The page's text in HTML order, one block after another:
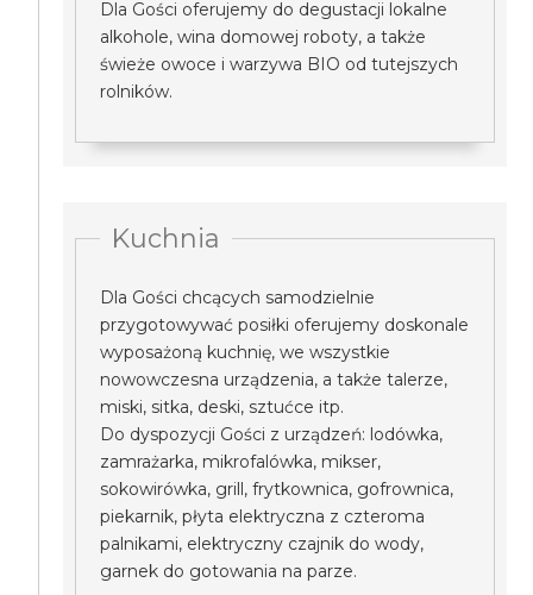
Dla Gości oferujemy do degustacji lokalne
alkohole, wina domowej roboty, a także
świeże owoce i warzywa BIO od tutejszych
rolników.
Kuchnia
Dla Gości chcących samodzielnie
przygotowywać posiłki oferujemy doskonale
wyposażoną kuchnię, we wszystkie
nowowczesna urządzenia, a także talerze,
miski, sitka, deski, sztućce itp.
Do dyspozycji Gości z urządzeń: lodówka,
zamrażarka, mikrofalówka, mikser,
sokowirówka, grill, frytkownica, gofrownica,
piekarnik, płyta elektryczna z czteroma
palnikami, elektryczny czajnik do wody,
garnek do gotowania na parze.